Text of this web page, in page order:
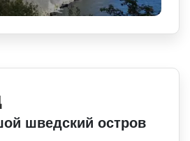
шведский остров